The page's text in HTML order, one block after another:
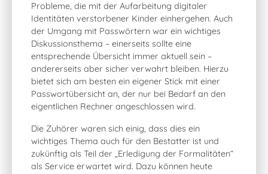
Probleme, die mit der Aufarbeitung digitaler
Identitäten verstorbener Kinder einhergehen. Auch
der Umgang mit Passwörtern war ein wichtiges
Diskussionsthema – einerseits sollte eine
entsprechende Übersicht immer aktuell sein –
andererseits aber sicher verwahrt bleiben. Hierzu
bietet sich am besten ein eigener Stick mit einer
Passwortübersicht an, der nur bei Bedarf an den
eigentlichen Rechner angeschlossen wird.
Die Zuhörer waren sich einig, dass dies ein
wichtiges Thema auch für den Bestatter ist und
zukünftig als Teil der „Erledigung der Formalitäten“
als Service erwartet wird. Dazu können heute